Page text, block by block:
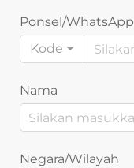
Ponsel/WhatsApp
Kode
Nama
Negara/Wilayah